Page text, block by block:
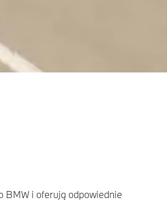
BMW i oferują odpowiednie